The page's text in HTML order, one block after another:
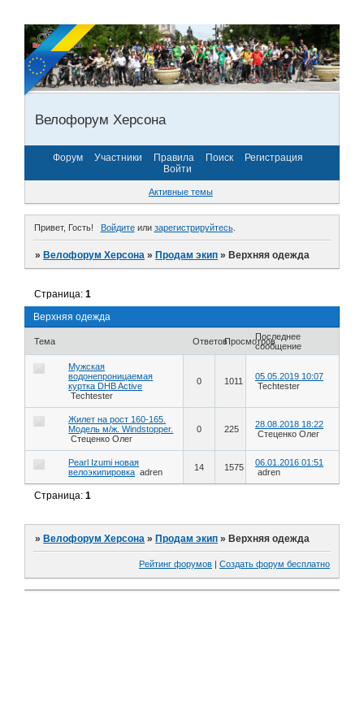
Велофорум Херсона
Форум Участники Правила Поиск
Регистрация
Войти
Активные темы
Привет, Гость! Войдитеили зарегистрируйтесь.
»Велофорум Херсона »Продам экип »Верхняя одежда
Верхняя одежда
Страница:1
Тема ОтветовПросмотровПоследнее
сообщение
Мужская
водонепроницаемая
куртка DHB Active
Techtester
0 1011
05.05.2019 10:07
Techtester
Жилет на рост 160-165.
Модель м/ж. Windstopper.
Стеценко Олег
0 225
28.08.2018 18:22
Стеценко Олег
Pearl Izumi новая
велоэкипировка adren 14 1575
06.01.2016 01:51
adren
Страница:1
» Велофорум Херсона » Продам экип » Верхняя одежда
Рейтинг форумов Создать форум бесплатно